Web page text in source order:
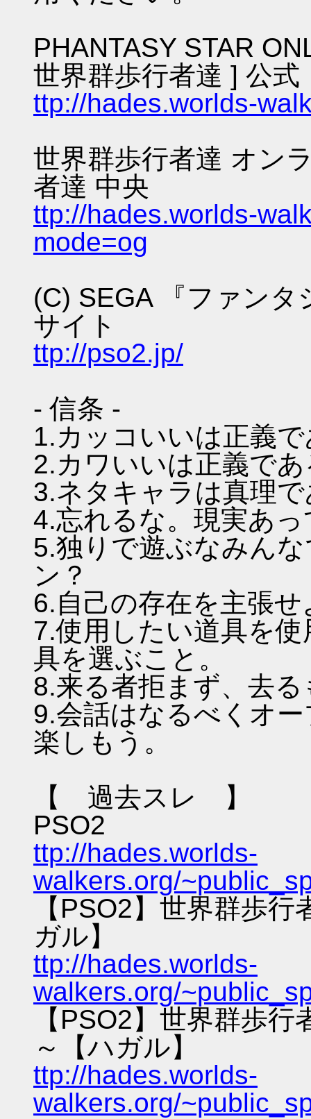
PHANTASY STAR
世界群歩行者達 ] 公式
ttp://hades.worlds-
世界群歩行者達 オン
者達 中央
ttp://hades.worlds-
mode=og
(C) SEGA 『ファン
サイト
ttp://pso2.jp/
- 信条 -
1.カッコいいは正義
2.カワいいは正義で
3.ネタキャラは真理
4.忘れるな。現実あ
5.独りで遊ぶなみん
ン？
6.自己の存在を主張
7.使用したい道具を
具を選ぶこと。
8.来る者拒まず、去
9.会話はなるべくオ
楽しもう。
【 過去スレ 】
PSO2
ttp://hades.worlds-
walkers.org/
【PSO2】世界群歩
ガル】
ttp://hades.worlds-
walkers.org/
【PSO2】世界群歩
～【ハガル】
ttp://hades.worlds-
walkers.org/